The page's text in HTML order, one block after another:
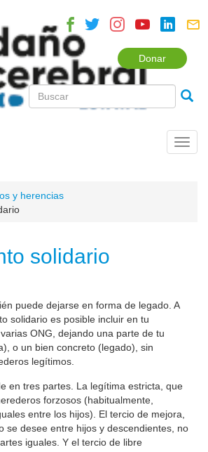
Donar
y herencias
solidario
puede dejarse en forma de legado. A
solidario es posible incluir en tu
ONG, dejando una parte de tu
o un bien concreto (legado), sin
legítimos.
en tres partes. La legítima estricta, que
forzosos (habitualmente,
entre los hijos). El tercio de mejora,
se desee entre hijos y descendientes, no
iguales. Y el tercio de libre